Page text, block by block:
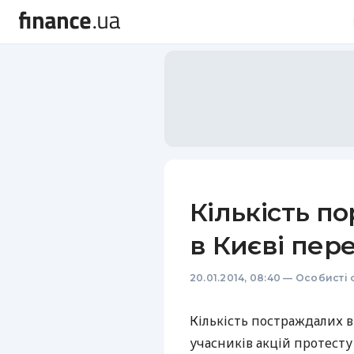
Кількість
в Києві
20.01.2014, 08:40 — Особисті
Кількість постраждалих
учасників акцій